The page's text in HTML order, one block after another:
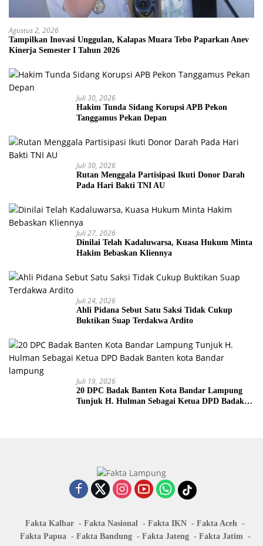
Agustus 2, 2026
Tampilkan Inovasi Unggulan, Kalapas Muara Tebo Paparkan Anev
Kinerja Semester I Tahun 2026
Juli 30, 2026
Hakim Tunda Sidang Korupsi APB Pekon
Tanggamus Pekan Depan
Juli 30, 2026
Rutan Menggala Partisipasi Ikuti Donor Darah
Pada Hari Bakti TNI AU
Juli 27, 2026
Dinilai Telah Kadaluwarsa, Kuasa Hukum Minta
Hakim Bebaskan Kliennya
Juli 24, 2026
Ahli Pidana Sebut Satu Saksi Tidak Cukup
Buktikan Suap Terdakwa Ardito
Juli 19, 2026
20 DPC Badak Banten Kota Bandar Lampung
Tunjuk H. Hulman Sebagai Ketua DPD Badak
Fakta Kalbar Fakta Nasional Fakta IKN
Fakta Aceh
Fakta Papua
Fakta Bandung Fakta Jateng
Fakta Jatim